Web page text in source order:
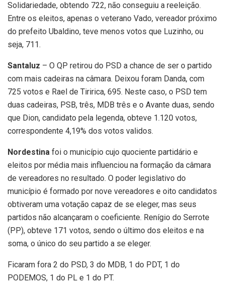
Solidariedade, obtendo 722, não conseguiu a reeleição.
Entre os eleitos, apenas o veterano Vado, vereador próximo
do prefeito Ubaldino, teve menos votos que Luzinho, ou
seja, 711.
Santaluz – O QP retirou do PSD a chance de ser o partido
com mais cadeiras na câmara. Deixou foram Danda, com
725 votos e Rael de Tiririca, 695. Neste caso, o PSD tem
duas cadeiras, PSB, três, MDB três e o Avante duas, sendo
que Dion, candidato pela legenda, obteve 1.120 votos,
correspondente 4,19% dos votos validos.
Nordestina foi o município cujo quociente partidário e
eleitos por média mais influenciou na formação da câmara
de vereadores no resultado. O poder legislativo do
município é formado por nove vereadores e oito candidatos
obtiveram uma votação capaz de se eleger, mas seus
partidos não alcançaram o coeficiente. Renígio do Serrote
(PP), obteve 171 votos, sendo o último dos eleitos e na
soma, o único do seu partido a se eleger.
Ficaram fora 2 do PSD, 3 do MDB, 1 do PDT, 1 do
PODEMOS, 1 do PL e 1 do PT.